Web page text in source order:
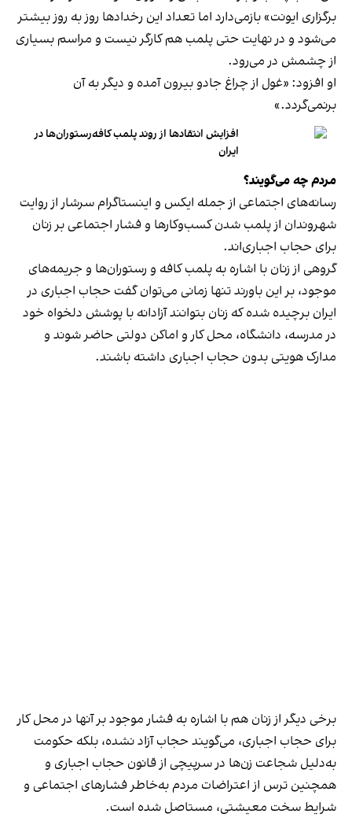
برگزاری ایونت» بازمی‌دارد اما تعداد این رخدادها روز به روز بیشتر
می‌شود و در نهایت حتی پلمب هم کارگر نیست و مراسم بسیاری
از چشمش در می‌رود.
او افزود: «غول از چراغ جادو بیرون آمده و دیگر به آن
برنمی‎‌گردد.»
افزایش انتقادها از روند پلمب کافه‌رستوران‌ها در
ایران
مردم چه می‌گویند؟
رسانه‎‌های اجتماعی از جمله ایکس و اینستاگرام سرشار از روایت
شهروندان از پلمب شدن کسب‌وکارها و فشار اجتماعی بر زنان
برای حجاب اجباری‌اند.
گروهی از زنان با اشاره به پلمب کافه و رستوران‌ها و جریمه‌های
موجود، بر این باورند تنها زمانی می‌توان گفت حجاب اجباری در
ایران برچیده شده که زنان بتوانند آزادانه با پوشش دلخواه خود
در مدرسه، دانشگاه، محل کار و اماکن دولتی حاضر شوند و
مدارک هویتی بدون حجاب اجباری داشته باشند.
برخی دیگر از زنان هم با اشاره به فشار موجود بر آنها در محل کار
برای حجاب اجباری، می‌گویند حجاب آزاد نشده، بلکه حکومت
به‌دلیل شجاعت زن‌ها در سرپیچی از قانون حجاب اجباری و
همچنین ترس از اعتراضات مردم به‌خاطر فشارهای اجتماعی و
شرایط سخت معیشتی، مستاصل شده است.